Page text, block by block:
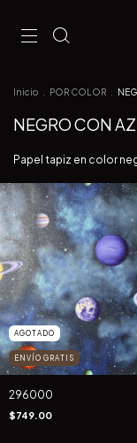
Inicio POR COLOR
NEGRO CON
Papel tapiz en color
AGOTADO
ENVÍO GRATIS
296000
$749.00